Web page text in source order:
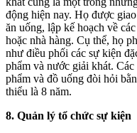
động hiện nay. Họ được
ăn uống, lập kế hoạch về
hoặc nhà hàng. Cụ thể, họ
như điều phối các sự kiện
phẩm và nước giải khát.
phẩm và đồ uống đòi hỏi
thiểu là 8 năm.
8. Quản lý tổ chức sự kiện